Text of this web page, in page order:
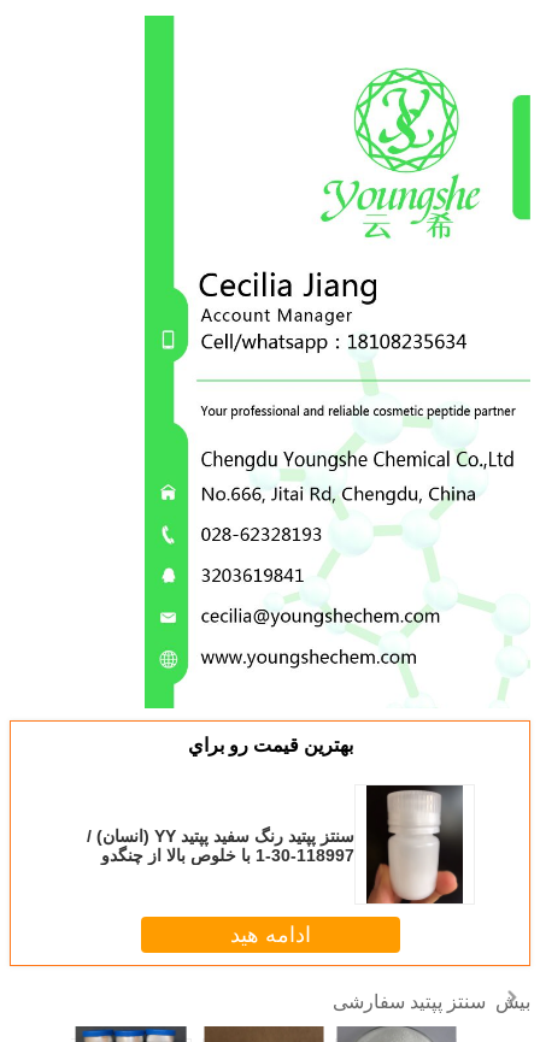
بهترين قيمت رو براي
سنتز پپتید رنگ سفید پپتید YY (انسان) /
118997-30-1 با خلوص بالا از چنگدو
ادامه هید
بیش سنتز پپتید سفارشی